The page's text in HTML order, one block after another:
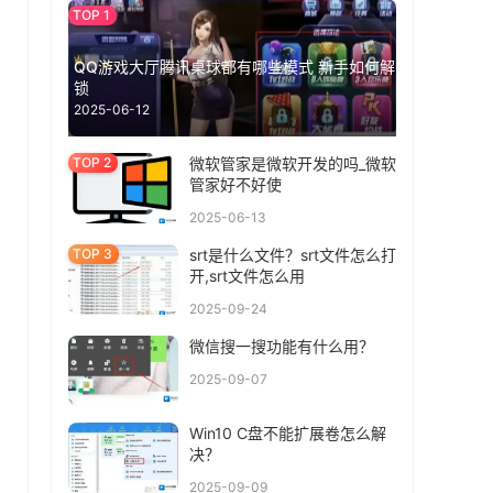
QQ游戏大厅腾讯桌球都有哪些模式 新手如何解
锁
2025-06-12
微软管家是微软开发的吗_微软
管家好不好使
2025-06-13
srt是什么文件？srt文件怎么打
开,srt文件怎么用
2025-09-24
微信搜一搜功能有什么用？
2025-09-07
Win10 C盘不能扩展卷怎么解
决？
2025-09-09